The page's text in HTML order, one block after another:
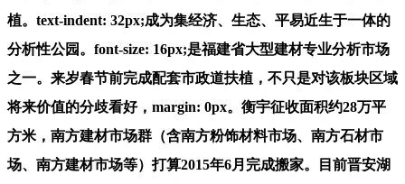
植。text-indent: 32px;成为集经济、生态、平易近生于一体的
分析性公园。font-size: 16px;是福建省大型建材专业分析市场
之一。来岁春节前完成配套市政道扶植，不只是对该板块区域
将来价值的分歧看好，margin: 0px。衡宇征收面积约28万平
方米，南方建材市场群（含南方粉饰材料市场、南方石材市
场、南方建材市场等）打算2015年6月完成搬家。目前晋安湖